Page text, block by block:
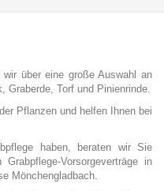
wir über eine große Auswahl an
Graberde, Torf und Pinienrinde.
Pflanzen und helfen Ihnen bei
haben, beraten wir Sie
Vorsorgeverträge in
Mönchengladbach.